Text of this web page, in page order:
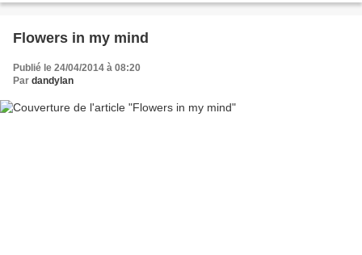
Flowers in my mind
Publié le 24/04/2014 à 08:20
Par dandylan